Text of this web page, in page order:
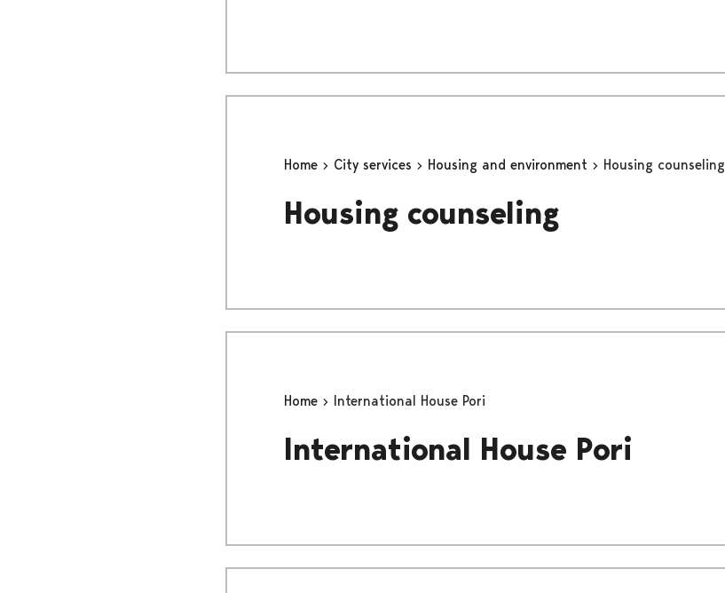
Home City services Housing and environment Housing counseling
Housing counseling
Home International House Pori
International House Pori